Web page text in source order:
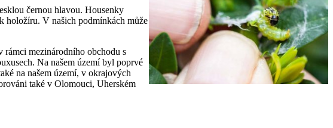
černou hlavou. Housenky
holožíru. V našich podmínkách může
rámci mezinárodního obchodu s
Na našem území byl poprvé
na našem území, v okrajových
také v Olomouci, Uherském